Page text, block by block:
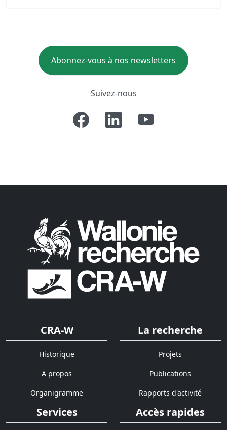
Abonnez-vous à nos newsletters
Suivez-nous
CRA-W
Historique
A propos
Organigramme
La recherche
Projets
Publications
Rapports d'activité
Services Accès rapides